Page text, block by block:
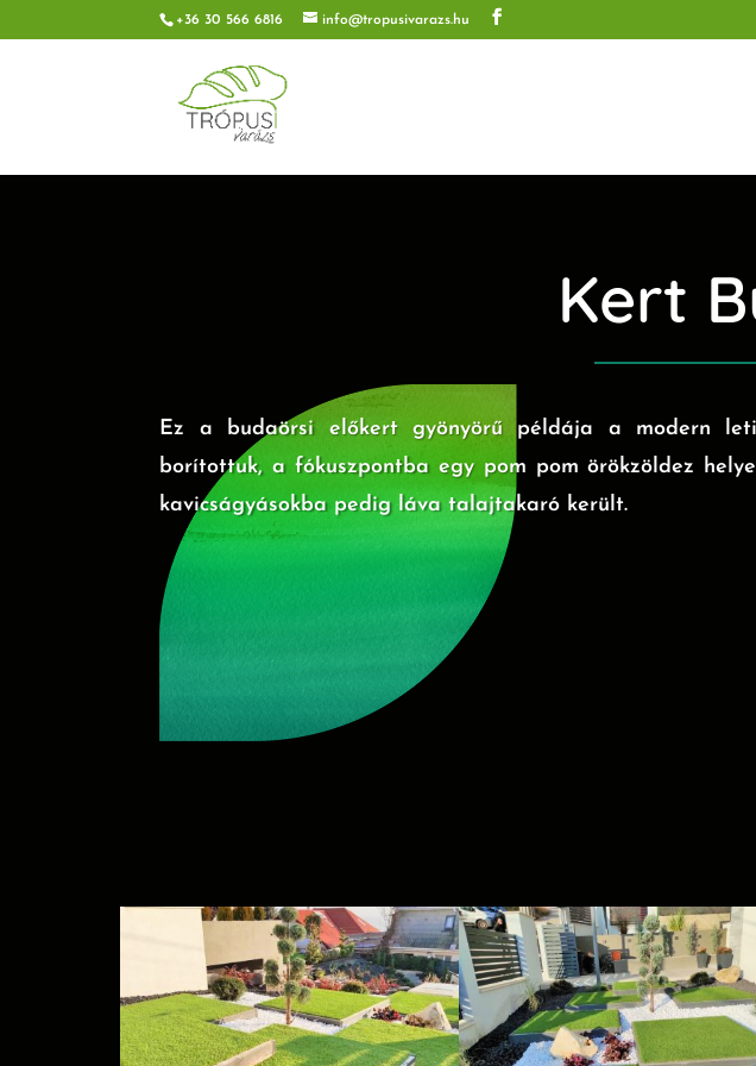
+36 30 566 6816 info@tropusivarazs.hu
Kert
Ez a budaörsi előkert gyönyörű példája a modern
borítottuk, a fókuszpontba egy pom pom örökzöldez
kavicságyásokba pedig láva talajtakaró került.